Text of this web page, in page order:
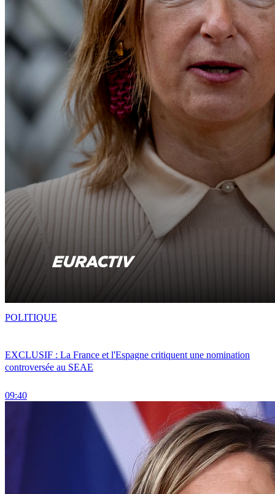
EXCLUSIF : La France et l'Espagne critiquent une nomination
controversée au SEAE
09:40
POLITIQUE